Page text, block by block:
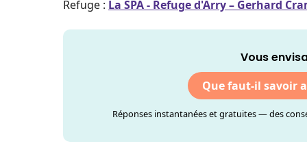
Refuge : La SPA - Refuge d'Arry – Gerhard
Vous
Que faut-il savoir
Réponses instantanées et gratuites — des